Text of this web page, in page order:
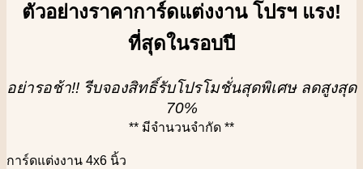
ตัวอย่างราคาการ์ดแต่งงาน โปรฯ แรง!
ที่สุดในรอบปี
อย่ารอช้า!! รีบจองสิทธิ์รับโปรโมชั่นสุดพิเศษ ลดสูงสุด
70%
** มีจำนวนจำกัด **
การ์ดแต่งงาน 4x6 นิ้ว